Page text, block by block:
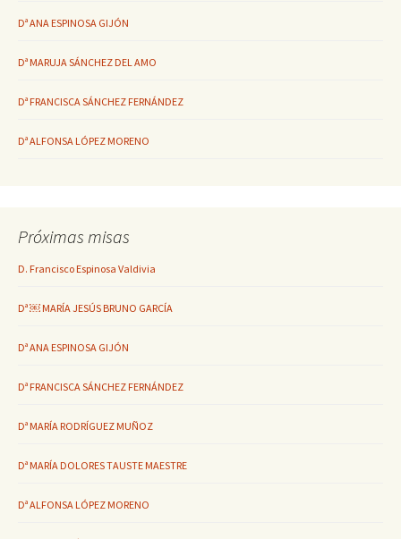
Dª ANA ESPINOSA GIJÓN
Dª MARUJA SÁNCHEZ DEL AMO
Dª FRANCISCA SÁNCHEZ FERNÁNDEZ
Dª ALFONSA LÓPEZ MORENO
Próximas misas
D. Francisco Espinosa Valdivia
Dª ￼ MARÍA JESÚS BRUNO GARCÍA
Dª ANA ESPINOSA GIJÓN
Dª FRANCISCA SÁNCHEZ FERNÁNDEZ
Dª MARÍA RODRÍGUEZ MUÑOZ
Dª MARÍA DOLORES TAUSTE MAESTRE
Dª ALFONSA LÓPEZ MORENO